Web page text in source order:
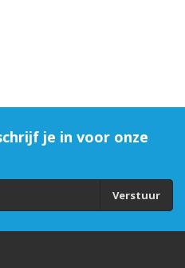
je in voor onze
Verstuur